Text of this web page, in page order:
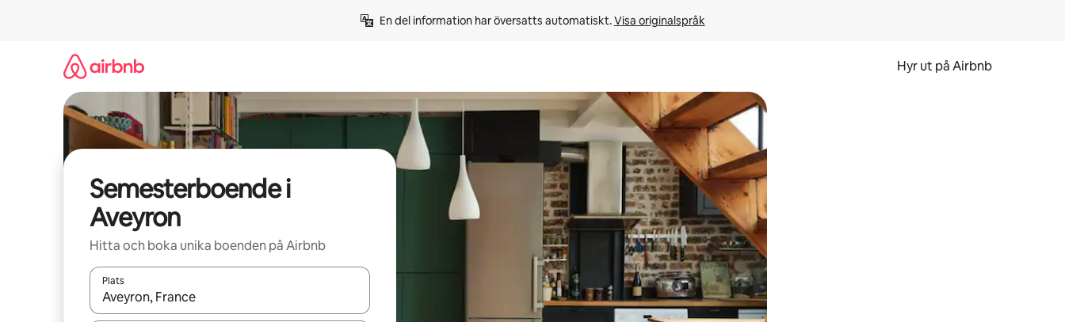
En del information har översatts automatiskt. Visa originalspråk
Hyr ut på Airbnb
Semesterboende i
Aveyron
Hitta och boka unika boenden på Airbnb
Plats
När resultaten är tillgängliga kan du navigera med upp- och nedåtpilarna eller utforska genom att trycka eller svepa.